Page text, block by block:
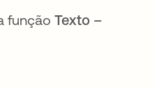
funçãoTexto –